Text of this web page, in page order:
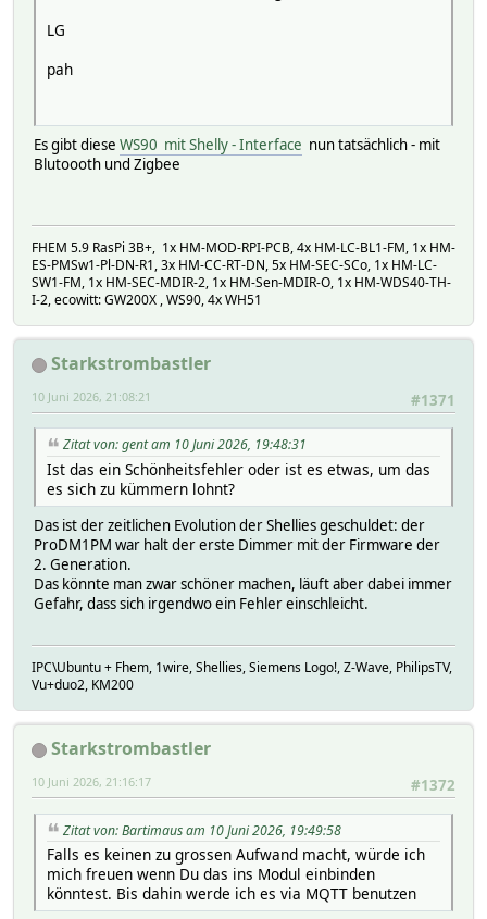
LG
pah
Es gibt diese WS90 mit Shelly - Interface nun tatsächlich - mit
Blutoooth und Zigbee
FHEM 5.9 RasPi 3B+, 1x HM-MOD-RPI-PCB, 4x HM-LC-BL1-FM, 1x HM-
ES-PMSw1-Pl-DN-R1, 3x HM-CC-RT-DN, 5x HM-SEC-SCo, 1x HM-LC-
SW1-FM, 1x HM-SEC-MDIR-2, 1x HM-Sen-MDIR-O, 1x HM-WDS40-TH-
I-2, ecowitt: GW200X , WS90, 4x WH51
Starkstrombastler
#1371
10 Juni 2026, 21:08:21
Zitat von: gent am 10 Juni 2026, 19:48:31
Ist das ein Schönheitsfehler oder ist es etwas, um das
es sich zu kümmern lohnt?
Das ist der zeitlichen Evolution der Shellies geschuldet: der
ProDM1PM war halt der erste Dimmer mit der Firmware der
2. Generation.
Das könnte man zwar schöner machen, läuft aber dabei immer
Gefahr, dass sich irgendwo ein Fehler einschleicht.
IPC\Ubuntu + Fhem, 1wire, Shellies, Siemens Logo!, Z-Wave, PhilipsTV,
Vu+duo2, KM200
Starkstrombastler
#1372
10 Juni 2026, 21:16:17
Zitat von: Bartimaus am 10 Juni 2026, 19:49:58
Falls es keinen zu grossen Aufwand macht, würde ich
mich freuen wenn Du das ins Modul einbinden
könntest. Bis dahin werde ich es via MQTT benutzen